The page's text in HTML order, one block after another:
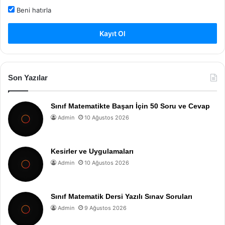
Beni hatırla
Kayıt Ol
Son Yazılar
Sınıf Matematikte Başarı İçin 50 Soru ve Cevap
Admin 10 Ağustos 2026
Kesirler ve Uygulamaları
Admin 10 Ağustos 2026
Sınıf Matematik Dersi Yazılı Sınav Soruları
Admin 9 Ağustos 2026